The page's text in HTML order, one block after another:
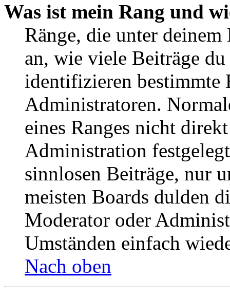
Was ist mein Rang und
Ränge, die unter deinem
an, wie viele Beiträge
identifizieren bestimmte
Administratoren.
eines Ranges nicht
Administration
sinnlosen Beiträge, nur
meisten Boards dulden
Moderator oder
Umständen einfach
Nach oben